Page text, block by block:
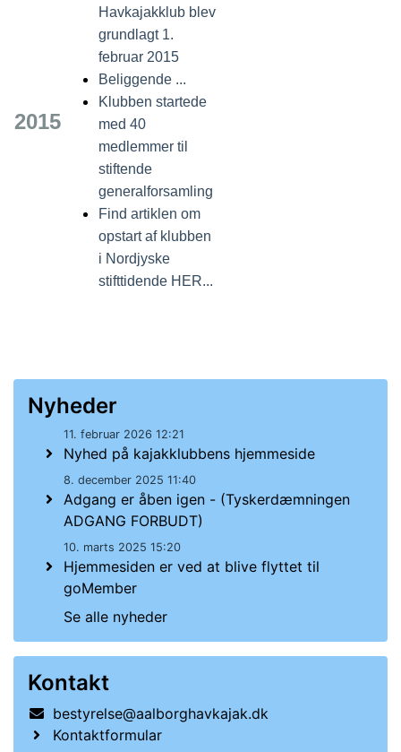
2015
Havkajakklub blev
grundlagt 1.
februar 2015
Beliggende ...
Klubben startede
med 40
medlemmer til
stiftende
generalforsamling
Find artiklen om
opstart af klubben
i Nordjyske
stifttidende HER...
Nyheder
11. februar 2026 12:21
Nyhed på kajakklubbens hjemmeside
8. december 2025 11:40
Adgang er åben igen - (Tyskerdæmningen
ADGANG FORBUDT)
10. marts 2025 15:20
Hjemmesiden er ved at blive flyttet til
goMember
Se alle nyheder
Kontakt
bestyrelse@aalborghavkajak.dk
Kontaktformular